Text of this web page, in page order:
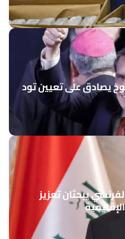
يصادق على تعيين تود
يبحثان تعزيز